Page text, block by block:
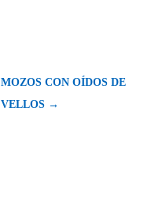
MOZOS CON OÍDOS DE
VELLOS →